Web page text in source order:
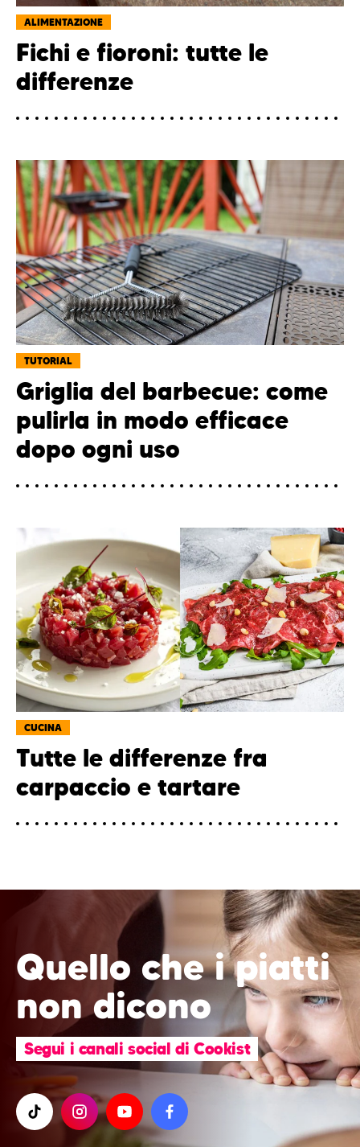
ALIMENTAZIONE
Fichi e fioroni: tutte le
differenze
TUTORIAL
Griglia del barbecue: come
pulirla in modo efficace
dopo ogni uso
CUCINA
Tutte le differenze fra
carpaccio e tartare
Quello che i piatti
non dicono
Segui i canali social di Cookist